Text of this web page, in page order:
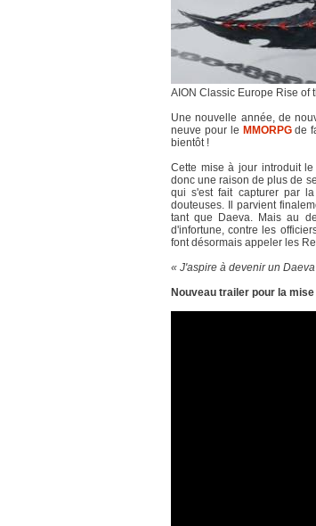
AION Classic Europe Rise of
Une nouvelle année, de
neuve pour le MMORPGde
bientôt !
Cette mise à jour introduit
donc une raison de plus de
qui s'est fait capturer par
douteuses. Il parvient
tant que Daeva. Mais au
d'infortune, contre les
font désormais appeler les
« J'aspire à devenir un
Nouveau trailer pour la